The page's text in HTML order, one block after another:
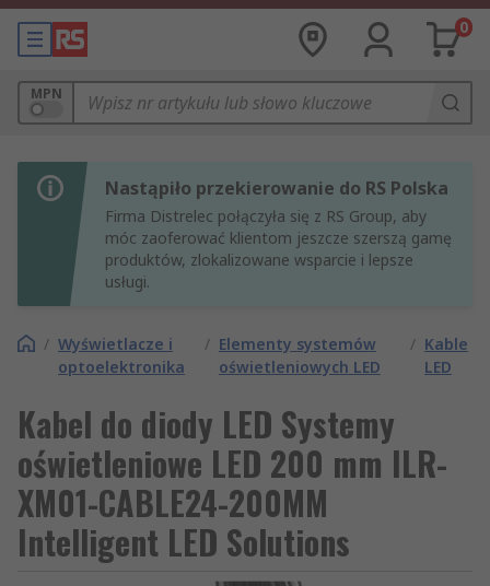
0
MPN
Nastąpiło przekierowanie do RS Polska
Firma Distrelec połączyła się z RS Group, aby
móc zaoferować klientom jeszcze szerszą gamę
produktów, zlokalizowane wsparcie i lepsze
usługi.
/ Wyświetlacze i
optoelektronika
/ Elementy systemów
oświetleniowych LED
/ Kable
LED
Kabel do diody LED Systemy
oświetleniowe LED 200 mm ILR-
XM01-CABLE24-200MM
Intelligent LED Solutions